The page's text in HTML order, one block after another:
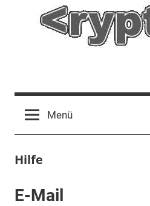
<rypti>
<
Menü
Hilfe
E-Mail